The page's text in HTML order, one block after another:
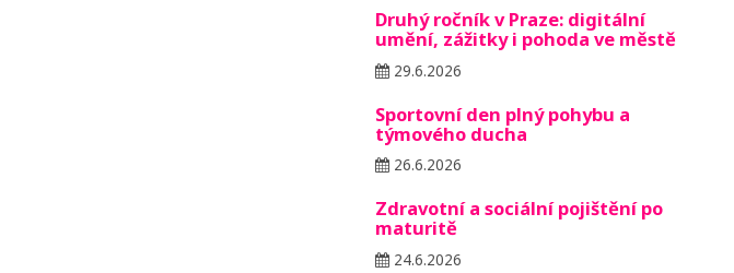
Druhý ročník v Praze: digitální
umění, zážitky i pohoda ve městě
29.6.2026
Sportovní den plný pohybu a
týmového ducha
26.6.2026
Zdravotní a sociální pojištění po
maturitě
24.6.2026